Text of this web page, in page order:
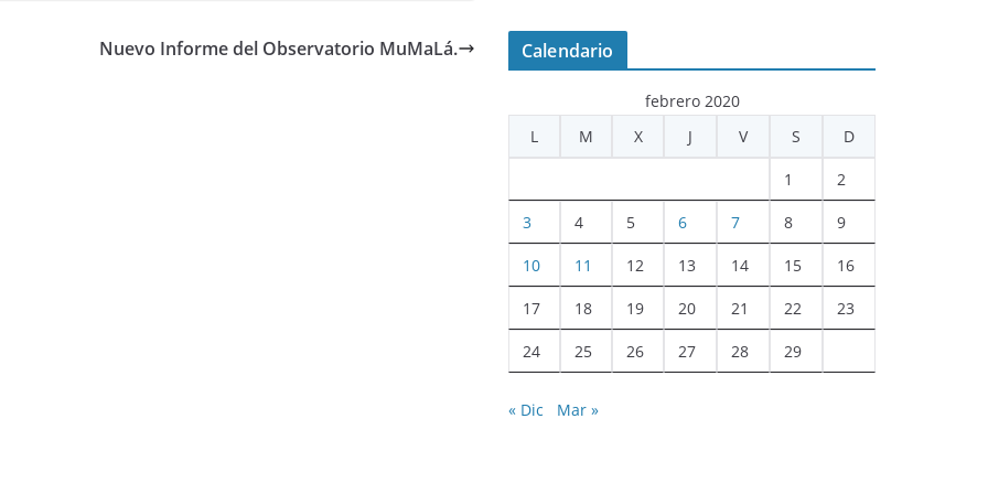
Nuevo Informe del Observatorio MuMaLá. Calendario
febrero 2020
L
M X J V S D
1 2
3 4 5 6 7 8 9
10 11 12 13 14 15 16
17 18 19 20 21 22 23
24 25 26 27 28 29
« Dic Mar »